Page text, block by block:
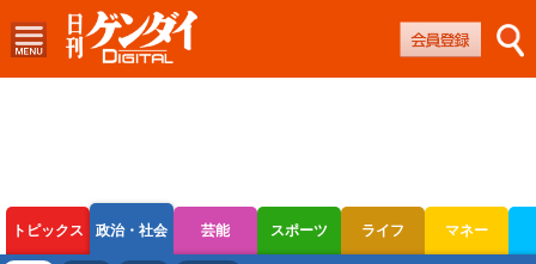
トピックス 政治・社会 芸能 スポーツ ライフ マネー